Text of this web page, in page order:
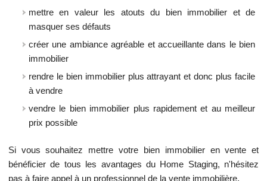
mettre en valeur les atouts du bien immobilier et de
masquer ses défauts
créer une ambiance agréable et accueillante dans le bien
immobilier
rendre le bien immobilier plus attrayant et donc plus facile
à vendre
vendre le bien immobilier plus rapidement et au meilleur
prix possible
Si vous souhaitez mettre votre bien immobilier en vente et
bénéficier de tous les avantages du Home Staging, n'hésitez
pas à faire appel à un professionnel de la vente immobilière.